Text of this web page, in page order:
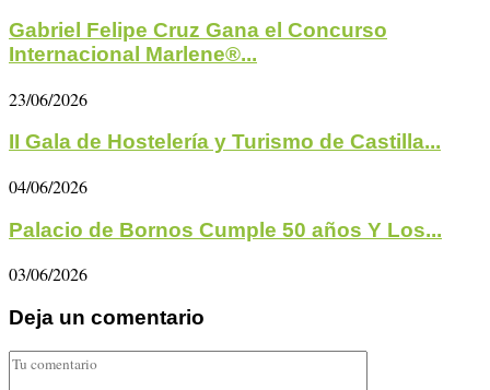
Gabriel Felipe Cruz Gana el Concurso
Internacional Marlene®...
23/06/2026
II Gala de Hostelería y Turismo de Castilla...
04/06/2026
Palacio de Bornos Cumple 50 años Y Los...
03/06/2026
Deja un comentario